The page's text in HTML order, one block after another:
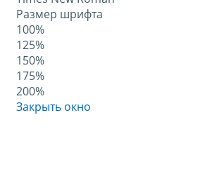
Размер шрифта
100%
125%
150%
175%
200%
Закрыть окно